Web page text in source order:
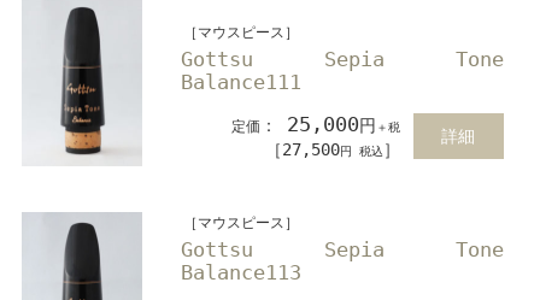
［マウスピース］
Gottsu Sepia Tone
Balance111
定価 ： 25,000円 ＋税
［27,500円 税込 ］
詳細
［マウスピース］
Gottsu Sepia Tone
Balance113